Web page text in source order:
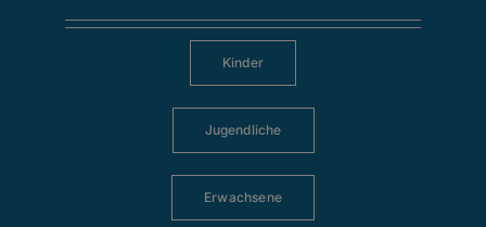
Kinder
Jugendliche
Erwachsene